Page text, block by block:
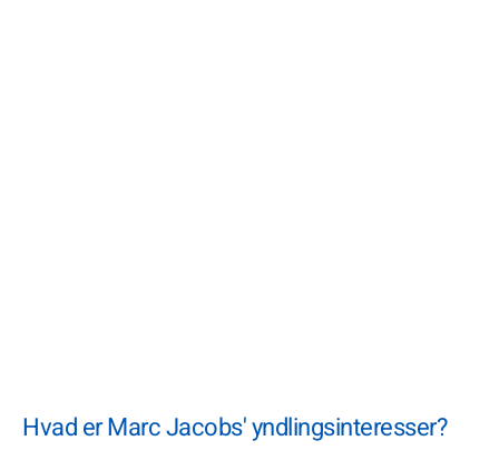
Hvad er Marc Jacobs' yndlingsinteresser?